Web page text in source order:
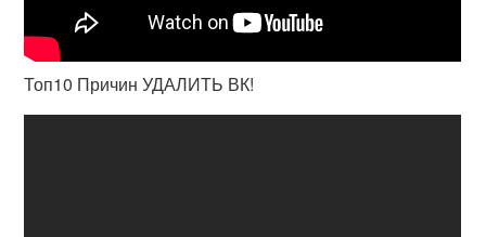
Топ10 Причин УДАЛИТЬ ВК!